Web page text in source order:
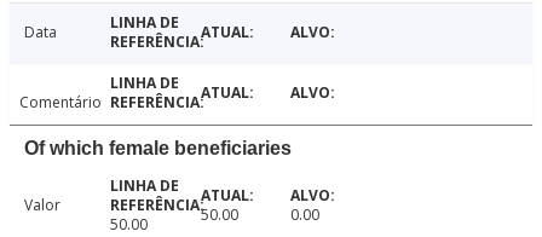
Data
Comentário
Of which female beneficiaries
Valor
50.00
50.00 0.00